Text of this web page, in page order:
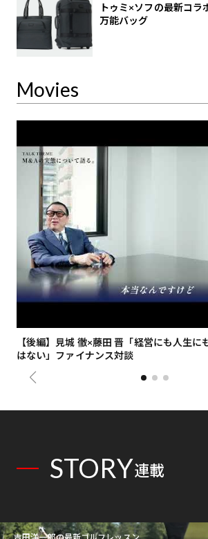
トゥミ×ソフの最新コラ
万能バッグ
Movies
【後編】見城 徹×藤田 晋「経営にも人生に
はない」ファイナンス対談
STORY連載